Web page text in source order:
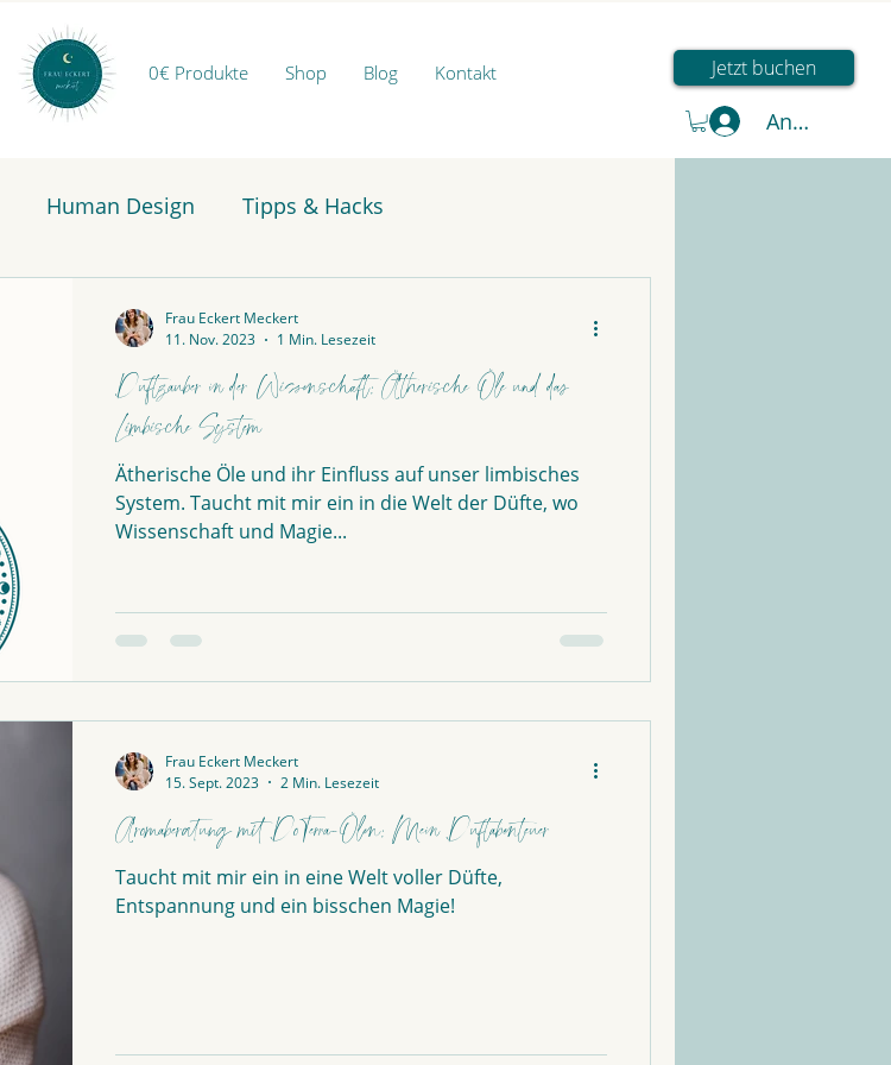
0€ Produkte Shop Blog Kontakt Jetzt buchen
Anmelden
Human Design Tipps & Hacks
Duftzauber in der Wissenschaft: Ätherische Öle und das
Limbische System
Ätherische Öle und ihr Einfluss auf unser limbisches
System. Taucht mit mir ein in die Welt der Düfte, wo
Wissenschaft und Magie...
Frau Eckert Meckert
11. Nov. 2023
1 Min. Lesezeit
Aromaberatung mit DoTerra-Ölen: Mein Duftabenteuer
Taucht mit mir ein in eine Welt voller Düfte,
Entspannung und ein bisschen Magie!
Frau Eckert Meckert
15. Sept. 2023
2 Min. Lesezeit